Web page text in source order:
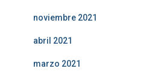
noviembre 2021
abril 2021
marzo 2021